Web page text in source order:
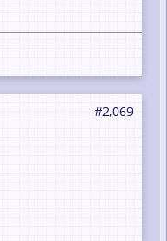
#2,069